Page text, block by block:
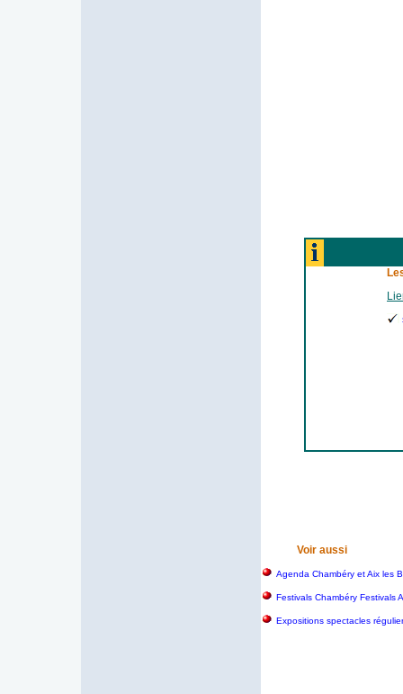
Voir aussi
Agenda Chambéry et Aix les
Festivals Chambéry Festivals
Expositions spectacles